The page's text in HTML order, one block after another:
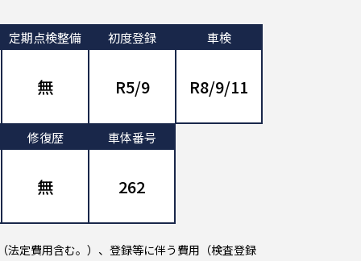
定期点検整備
無
初度登録
R5/9
車検
R8/9/11
修復歴
無
車体番号
262
定費用含む。）、登録等に伴う費用（検査登録